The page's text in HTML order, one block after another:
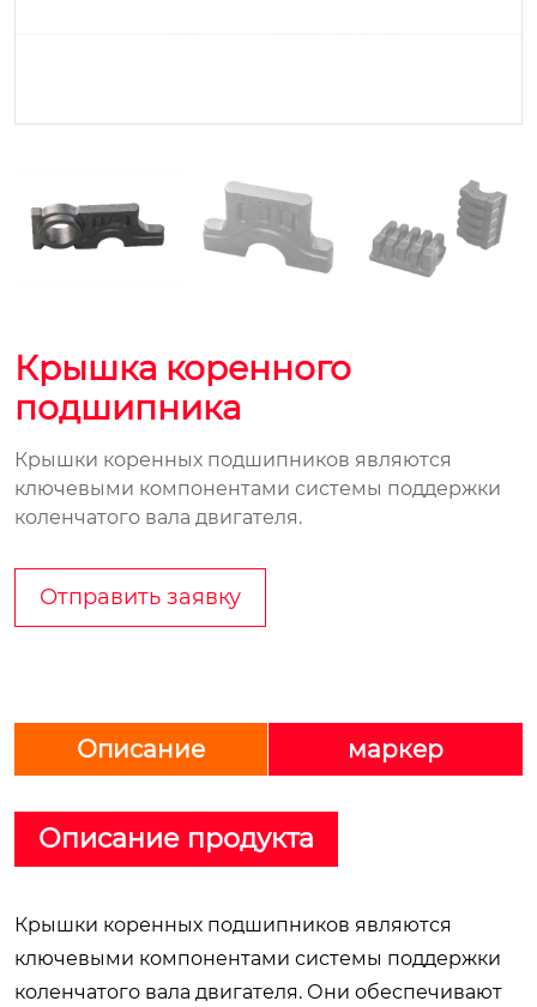
Крышка коренного
подшипника
Крышки коренных подшипников являются
ключевыми компонентами системы поддержки
коленчатого вала двигателя.
Отправить заявку
Описание маркер
Описание продукта
Крышки коренных подшипников являются
ключевыми компонентами системы поддержки
коленчатого вала двигателя. Они обеспечивают